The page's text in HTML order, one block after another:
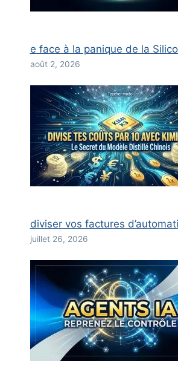
e face à la panique de la
août 2, 2026
diviser vos factures
juillet 26, 2026